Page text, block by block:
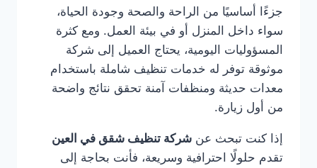
جزءًا أساسيًا من الراحة والصحة وجودة الحياة،
سواء داخل المنزل أو في بيئة العمل. ومع كثرة
المسؤوليات اليومية، يحتاج العميل إلى شركة
موثوقة توفر له خدمات تنظيف شاملة باستخدام
معدات حديثة ومنظفات آمنة تحقق نتائج واضحة
من أول زيارة.
إذا كنت تبحث عن شركة تنظيف شقق في العين
تقدم حلولًا احترافية وسريعة، فأنت بحاجة إلى